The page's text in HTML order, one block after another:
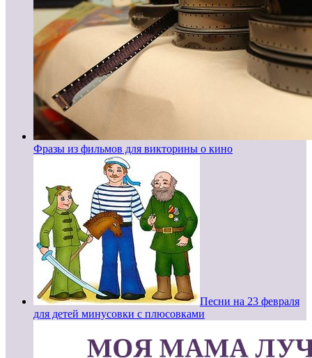
Фразы из фильмов для викторины о кино
Песни на 23 февраля
для детей минусовки с плюсовками